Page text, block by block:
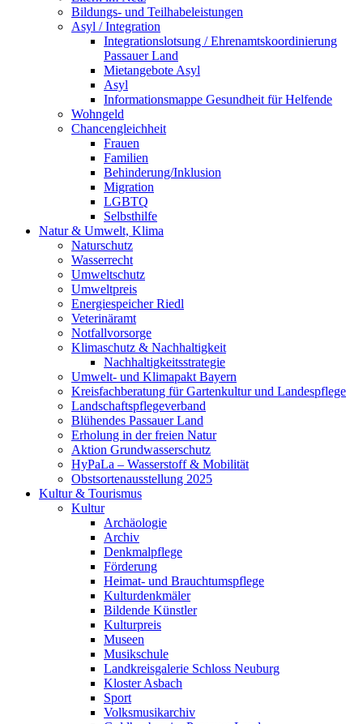
Bildungs- und Teilhabeleistungen
Asyl / Integration
Integrationslotsung / Ehrenamtskoordinierung
Passauer Land
Mietangebote Asyl
Asyl
Informationsmappe Gesundheit für Helfende
Wohngeld
Chancengleichheit
Frauen
Familien
Behinderung/Inklusion
Migration
LGBTQ
Selbsthilfe
Natur & Umwelt, Klima
Naturschutz
Wasserrecht
Umweltschutz
Umweltpreis
Energiespeicher Riedl
Veterinäramt
Notfallvorsorge
Klimaschutz & Nachhaltigkeit
Nachhaltigkeitsstrategie
Umwelt- und Klimapakt Bayern
Kreisfachberatung für Gartenkultur und Landespflege
Landschaftspflegeverband
Blühendes Passauer Land
Erholung in der freien Natur
Aktion Grundwasserschutz
HyPaLa – Wasserstoff & Mobilität
Obstsortenausstellung 2025
Kultur & Tourismus
Kultur
Archäologie
Archiv
Denkmalpflege
Förderung
Heimat- und Brauchtumspflege
Kulturdenkmäler
Bildende Künstler
Kulturpreis
Museen
Musikschule
Landkreisgalerie Schloss Neuburg
Kloster Asbach
Sport
Volksmusikarchiv